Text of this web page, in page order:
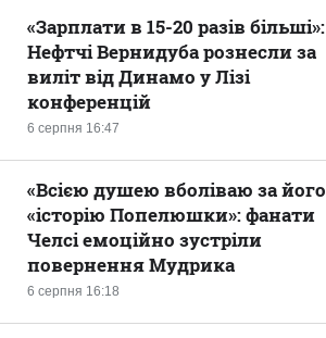
6 серпня 16:47
«Зарплати в 15-20 разів більші»:
Нефтчі Вернидуба рознесли за
виліт від Динамо у Лізі
конференцій
6 серпня 16:18
«Всією душею вболіваю за його
«історію Попелюшки»: фанати
Челсі емоційно зустріли
повернення Мудрика